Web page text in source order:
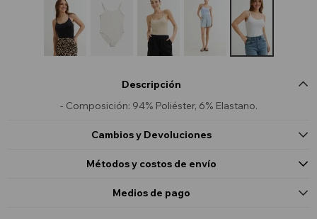
Descripción
- Composición: 94% Poliéster, 6% Elastano.
Cambios y Devoluciones
Métodos y costos de envío
Medios de pago